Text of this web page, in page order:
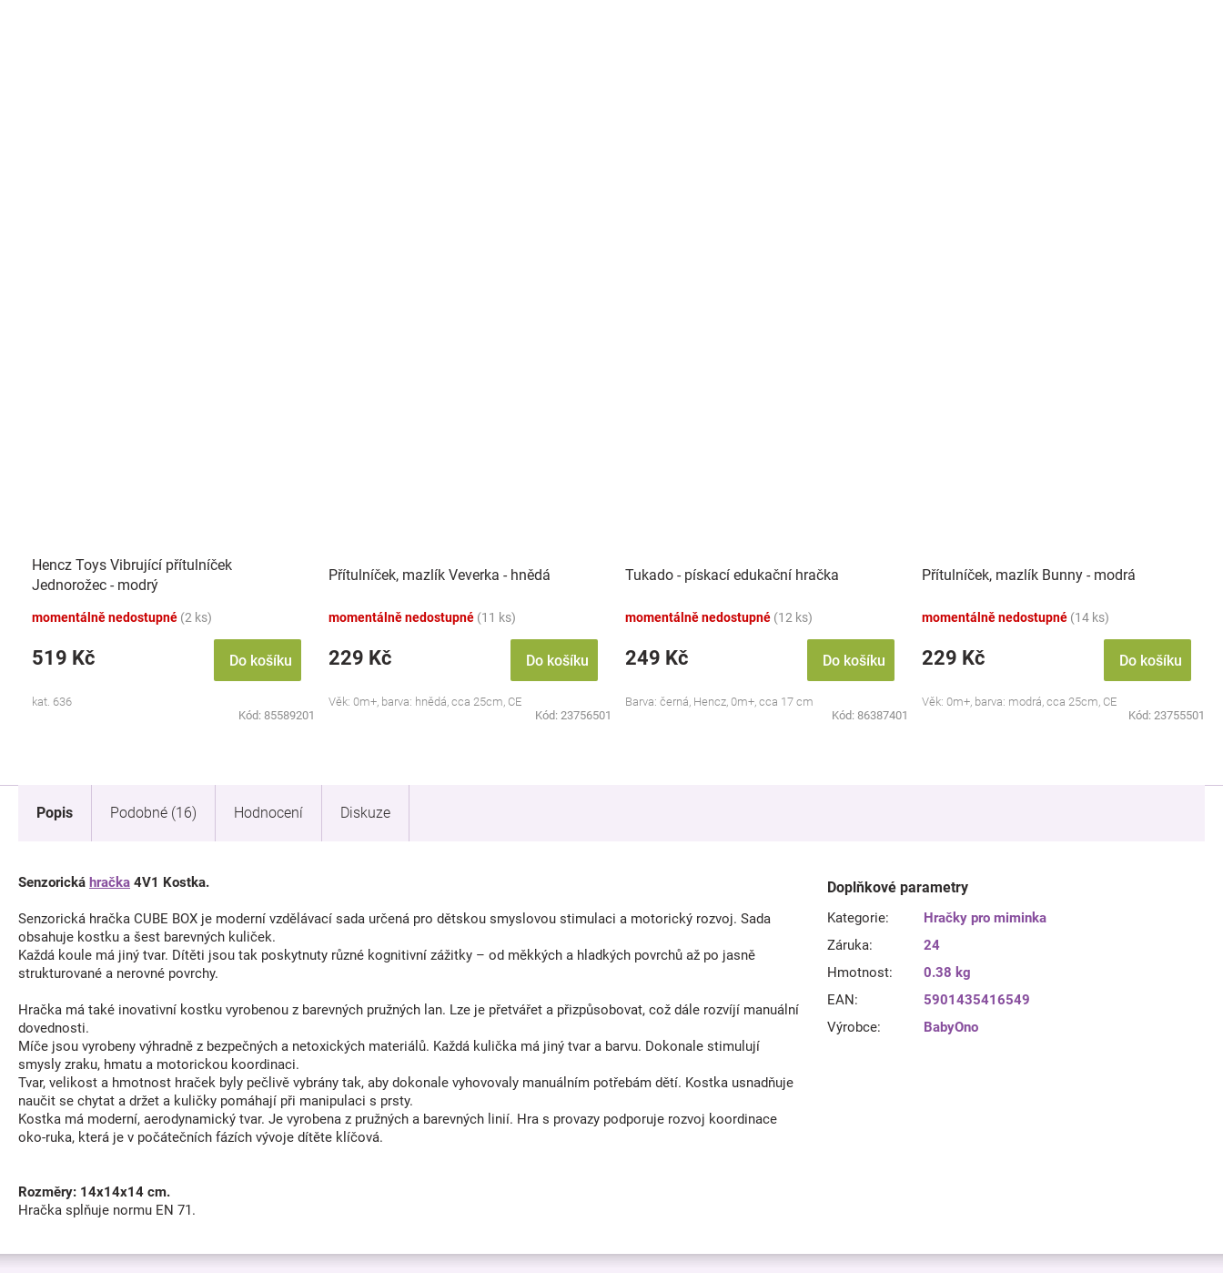
Hencz Toys Vibrující přítulníček
Jednorožec - modrý
momentálně nedostupné (2 ks)
519 Kč Do košíku
kat. 636
Kód: 85589201
Přítulníček, mazlík Veverka - hnědá
momentálně nedostupné (11 ks)
229 Kč Do košíku
Věk: 0m+, barva: hnědá, cca 25cm, CE
Kód: 23756501
Tukado - pískací edukační hračka
momentálně nedostupné (12 ks)
249 Kč Do košíku
Barva: černá, Hencz, 0m+, cca 17 cm
Kód: 86387401
Přítulníček, mazlík Bunny - modrá
momentálně nedostupné (14 ks)
229 Kč Do košíku
Věk: 0m+, barva: modrá, cca 25cm, CE
Kód: 23755501
Popis Podobné (16) Hodnocení Diskuze
Senzorická hračka 4V1 Kostka.
Senzorická hračka CUBE BOX je moderní vzdělávací sada určená pro dětskou smyslovou stimulaci a motorický rozvoj. Sada
obsahuje kostku a šest barevných kuliček.
Každá koule má jiný tvar. Dítěti jsou tak poskytnuty různé kognitivní zážitky – od měkkých a hladkých povrchů až po jasně
strukturované a nerovné povrchy.
Hračka má také inovativní kostku vyrobenou z barevných pružných lan. Lze je přetvářet a přizpůsobovat, což dále rozvíjí manuální
dovednosti.
Míče jsou vyrobeny výhradně z bezpečných a netoxických materiálů. Každá kulička má jiný tvar a barvu. Dokonale stimulují
smysly zraku, hmatu a motorickou koordinaci.
Tvar, velikost a hmotnost hraček byly pečlivě vybrány tak, aby dokonale vyhovovaly manuálním potřebám dětí. Kostka usnadňuje
naučit se chytat a držet a kuličky pomáhají při manipulaci s prsty.
Kostka má moderní, aerodynamický tvar. Je vyrobena z pružných a barevných linií. Hra s provazy podporuje rozvoj koordinace
oko-ruka, která je v počátečních fázích vývoje dítěte klíčová.
Rozměry: 14x14x14 cm.
Hračka splňuje normu EN 71.
Doplňkové parametry
Kategorie:
Hračky pro miminka
Záruka:
24
Hmotnost:
0.38 kg
EAN:
5901435416549
Výrobce: BabyOno
Z